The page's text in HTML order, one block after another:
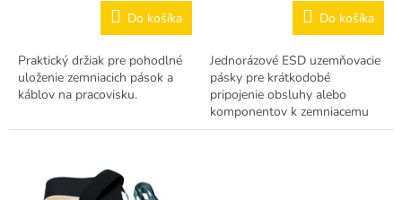
Do košíka
Praktický držiak pre pohodlné
uloženie zemniacich pások a
káblov na pracovisku.
Do košíka
Jednorázové ESD uzemňovacie
pásky pre krátkodobé
pripojenie obsluhy alebo
komponentov k zemniacemu
bodu.